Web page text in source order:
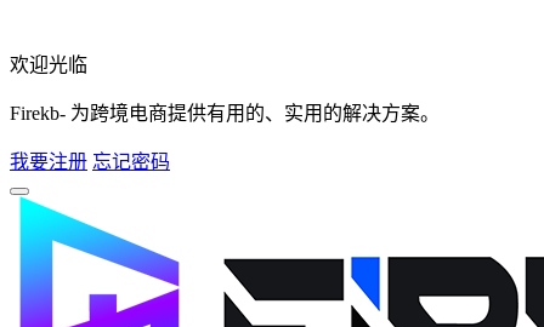
欢迎光临
Firekb- 为跨境电商提供有用的、实用的解决方案。
我要注册 忘记密码